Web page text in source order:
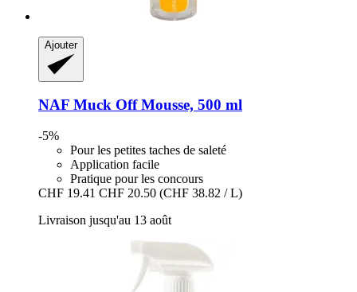
Ajouter
NAF Muck Off Mousse, 500 ml
-5%
Pour les petites taches de saleté
Application facile
Pratique pour les concours
CHF 19.41 CHF 20.50 (CHF 38.82 / L)
Livraison jusqu'au 13 août